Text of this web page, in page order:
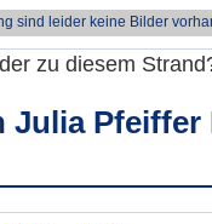
sind leider keine Bilder
zu diesem
Julia Pfeiffer